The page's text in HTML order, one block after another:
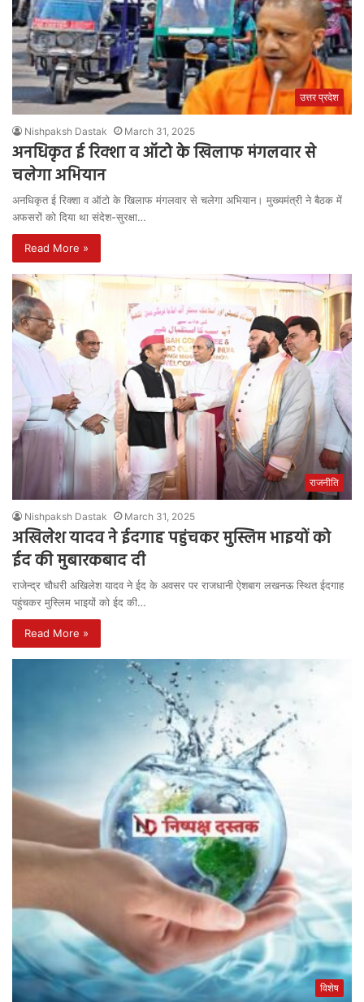
उत्तर प्रदेश
Nishpaksh Dastak March 31, 2025
अनधिकृत ई रिक्शा व ऑटो के खिलाफ मंगलवार से
चलेगा अभियान
अनधिकृत ई रिक्शा व ऑटो के खिलाफ मंगलवार से चलेगा अभियान। मुख्यमंत्री ने बैठक में
अफसरों को दिया था संदेश-सुरक्षा…
Read More »
राजनीति
Nishpaksh Dastak March 31, 2025
अखिलेश यादव ने ईदगाह पहुंचकर मुस्लिम भाइयों को
ईद की मुबारकबाद दी
राजेन्द्र चौधरी अखिलेश यादव ने ईद के अवसर पर राजधानी ऐशबाग लखनऊ स्थित ईदगाह
पहुंचकर मुस्लिम भाइयों को ईद की…
Read More »
विशेष